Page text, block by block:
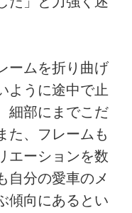
ームを折り曲げ
ように途中で止
細部にまでこだ
た、フレームも
エーションを数
自分の愛車のメ
傾向にあるとい